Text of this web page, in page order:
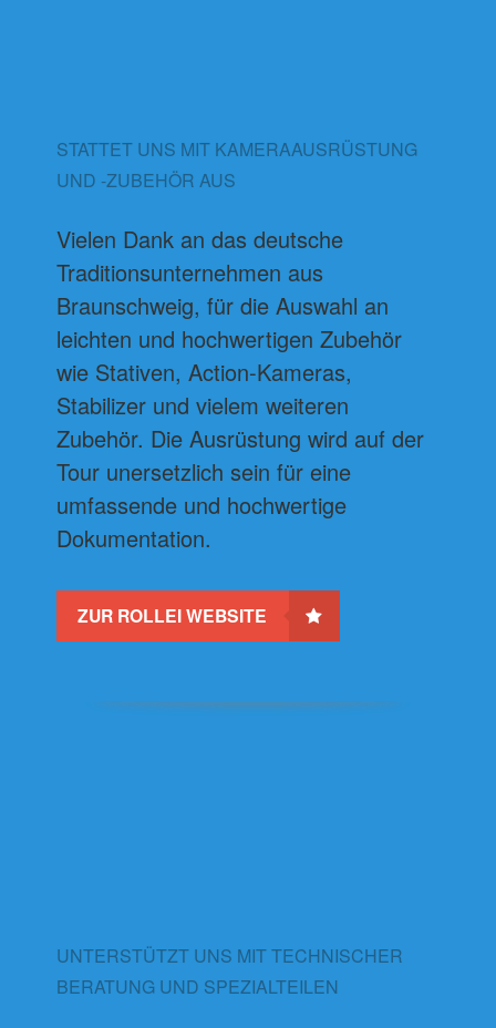
STATTET UNS MIT KAMERAAUSRÜSTUNG
UND -ZUBEHÖR AUS
Vielen Dank an das deutsche
Traditionsunternehmen aus
Braunschweig, für die Auswahl an
leichten und hochwertigen Zubehör
wie Stativen, Action-Kameras,
Stabilizer und vielem weiteren
Zubehör. Die Ausrüstung wird auf der
Tour unersetzlich sein für eine
umfassende und hochwertige
Dokumentation.
ZUR ROLLEI WEBSITE
UNTERSTÜTZT UNS MIT TECHNISCHER
BERATUNG UND SPEZIALTEILEN